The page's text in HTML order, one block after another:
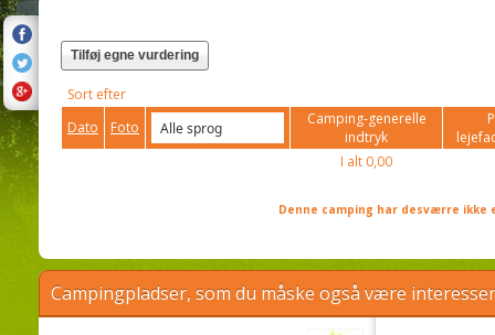
Tilføj egne vurdering
Sort efter
Dato
Foto
Camping-generelle
indtryk
I alt 0,00
Denne camping har desværre
Campingpladser, som du måske også være